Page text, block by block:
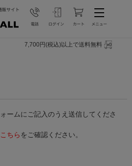
7,700円(税込)以上で送料無料
ームにご記入のうえ送信してくださ
こちら をご確認ください。